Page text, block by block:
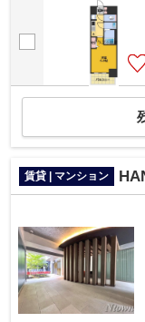
賃貸 | マンション